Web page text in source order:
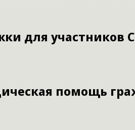
для участников
помощь